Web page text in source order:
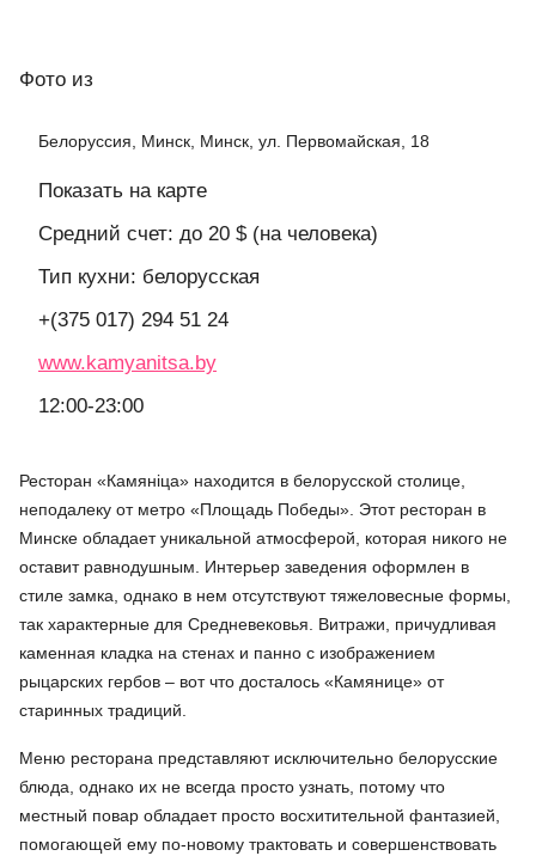
Фото из
Белоруссия, Минск, Минск, ул. Первомайская, 18
Показать на карте
Средний счет: до 20 $ (на человека)
Тип кухни: белорусская
+(375 017) 294 51 24
www.kamyanitsa.by
12:00-23:00
Ресторан «Камянiца» находится в белорусской столице,
неподалеку от метро «Площадь Победы». Этот ресторан в
Минске обладает уникальной атмосферой, которая никого не
оставит равнодушным. Интерьер заведения оформлен в
стиле замка, однако в нем отсутствуют тяжеловесные формы,
так характерные для Средневековья. Витражи, причудливая
каменная кладка на стенах и панно с изображением
рыцарских гербов – вот что досталось «Камянице» от
старинных традиций.
Меню ресторана представляют исключительно белорусские
блюда, однако их не всегда просто узнать, потому что
местный повар обладает просто восхитительной фантазией,
помогающей ему по-новому трактовать и совершенствовать